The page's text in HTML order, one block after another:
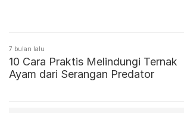
7 bulan lalu
10 Cara Praktis Melindungi Ternak
Ayam dari Serangan Predator